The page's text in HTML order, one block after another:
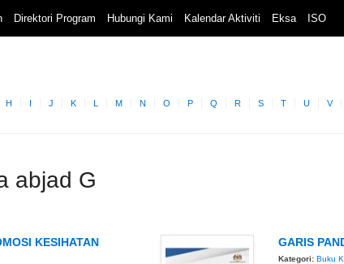
Direktori Program Hubungi Kami Kalendar Aktiviti Eksa ISO
H I J K L M N O P Q R S T U V
abjad G
KESIHATAN
GARIS
Kategori: Buku